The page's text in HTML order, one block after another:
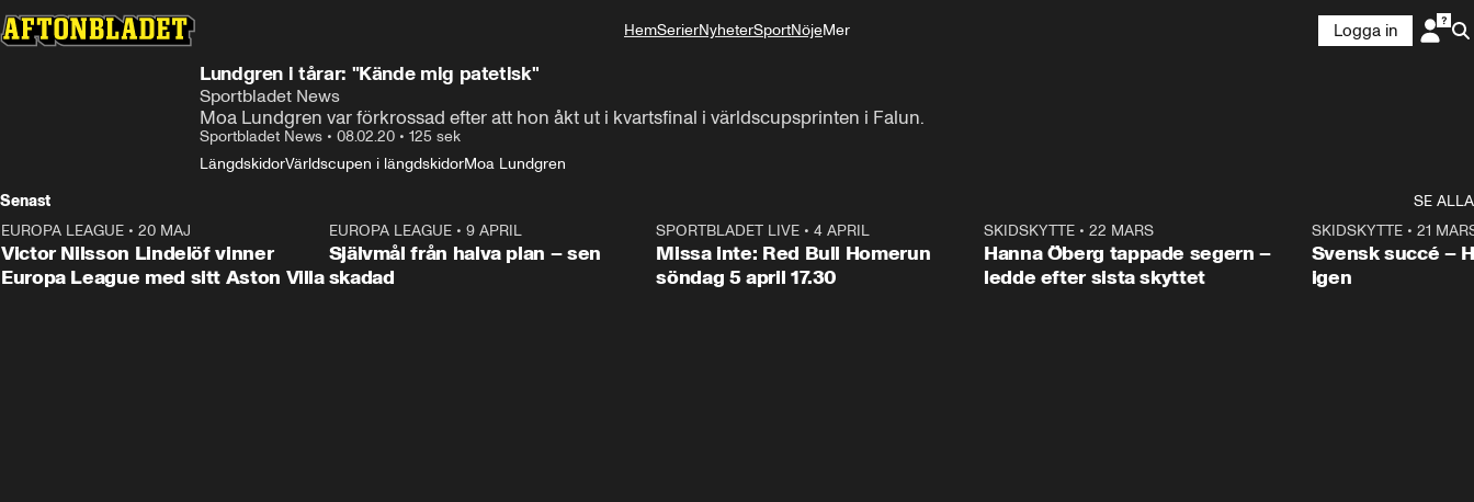
HemSerierNyheterSportNöjeMer
Logga in
Lundgren i tårar: "Kände mig patetisk"
Sportbladet News
Moa Lundgren var förkrossad efter att hon åkt ut i kvartsfinal i världscupsprinten i Falun.
Sportbladet News • 08.02.20 • 125 sek
LängdskidorVärldscupen i längdskidorMoa Lundgren
Senast
SE ALLA
EUROPA LEAGUE • 20 MAJ
Victor Nilsson Lindelöf vinner
Europa League med sitt Aston Villa
1:03
EUROPA LEAGUE• 9 APRIL
Självmål från halva plan – sen
skadad
SPORTBLADET LIVE •4 APRIL
Missa inte: Red Bull Homerun
söndag 5 april 17.30
SKIDSKYTTE• 22 MARS
Hanna Öberg tappade segern –
ledde efter sista skyttet
SKIDSKYTTE• 21
Svensk succé –
igen